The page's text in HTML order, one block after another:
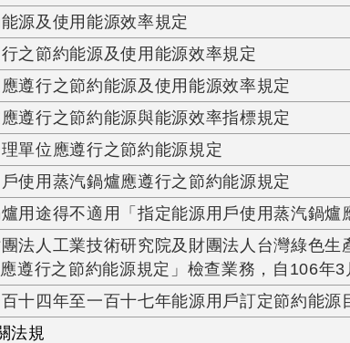
源及使用能源效率規定
之節約能源及使用能源效率規定
遵行之節約能源及使用能源效率規定
遵行之節約能源與能源效率指標規定
單位應遵行之節約能源規定
使用蒸汽鍋爐應遵行之節約能源規定
用途得不適用「指定能源用戶使用蒸汽鍋爐
法人工業技術研究院及財團法人台灣綠色生
遵行之節約能源規定」檢查業務，自106年3
十四年至一百十七年能源用戶訂定節約能源
法規